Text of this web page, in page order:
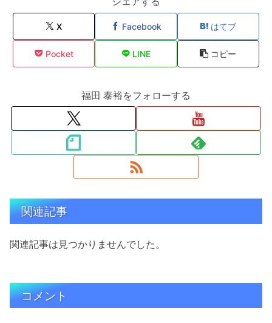
X Facebook はてブ
Pocket LINE コピー
福田 泰裕をフォローする
関連記事
関連記事は見つかりませんでした。
コメント